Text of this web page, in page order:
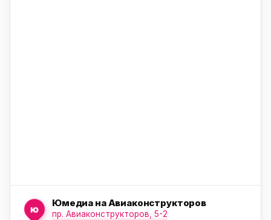
ю
Юмедиа на Авиаконструкторов
пр. Авиаконструкторов, 5-2